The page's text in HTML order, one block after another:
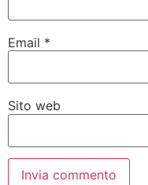
Email *
Sito web